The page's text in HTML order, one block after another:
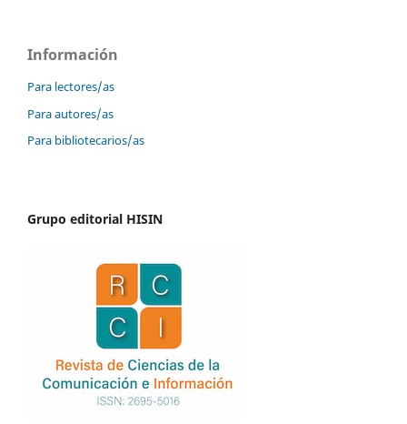
Información
Para lectores/as
Para autores/as
Para bibliotecarios/as
Grupo editorial HISIN